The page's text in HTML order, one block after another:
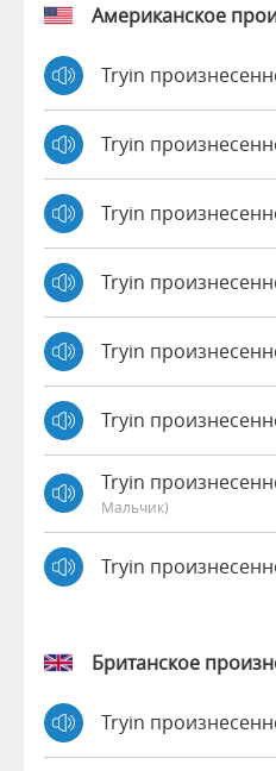
Американское
Tryin
Tryin
Tryin
Tryin
Tryin
Tryin
Tryin
Мальчик)
Tryin
Британское
Tryin